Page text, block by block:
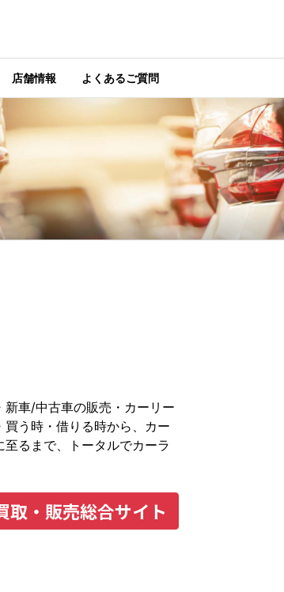
店舗情報 よくあるご質問
車/中古車の販売・カーリー
う時・借りる時から、カー
るまで、トータルでカーラ
取・販売総合サイト